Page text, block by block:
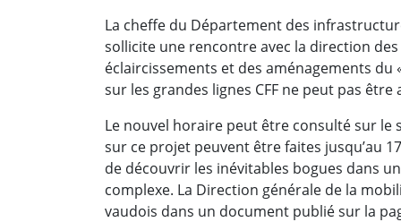
La cheffe du Département des
sollicite une rencontre avec la direction
éclaircissements et des aménagements du
sur les grandes lignes CFF ne peut pas être
Le nouvel horaire peut être consulté sur
sur ce projet peuvent être faites jusqu’au
de découvrir les inévitables bogues dans
complexe. La Direction générale de la
vaudois dans un document publié sur la